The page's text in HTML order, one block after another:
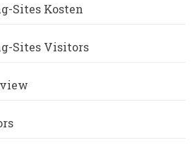
Sites Kosten
Sites Visitors